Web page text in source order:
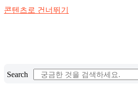
콘텐츠로 건너뛰기
Search